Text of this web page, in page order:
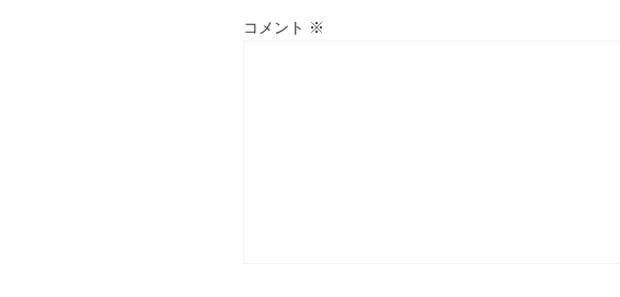
コメント ※